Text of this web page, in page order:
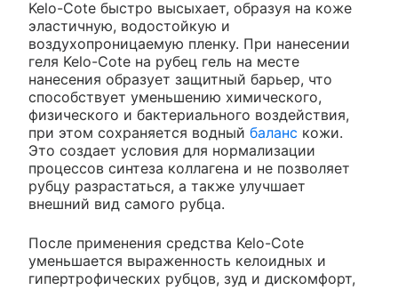
Kelo-Cote быстро высыхает, образуя на коже
эластичную, водостойкую и
воздухопроницаемую пленку. При нанесении
геля Kelo-Cote на рубец гель на месте
нанесения образует защитный барьер, что
способствует уменьшению химического,
физического и бактериального воздействия,
при этом сохраняется водный баланс кожи.
Это создает условия для нормализации
процессов синтеза коллагена и не позволяет
рубцу разрастаться, а также улучшает
внешний вид самого рубца.
После применения средства Kelo-Cote
уменьшается выраженность келоидных и
гипертрофических рубцов, зуд и дискомфорт,